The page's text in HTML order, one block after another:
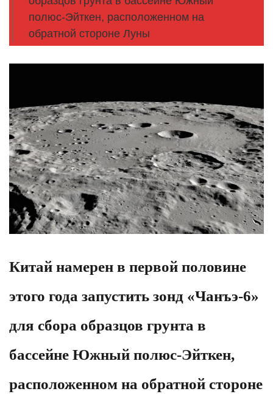
полюс-Эйткен, расположенном на
обратной стороне Луны
Китай намерен в первой половине
этого года запустить зонд «Чанъэ-6»
для сбора образцов грунта в
бассейне Южный полюс-Эйткен,
расположенном на обратной стороне